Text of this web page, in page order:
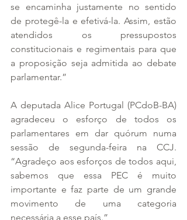
se encaminha justamente no sentido
de protegê-la e efetivá-la. Assim, estão
atendidos os pressupostos
constitucionais e regimentais para que
a proposição seja admitida ao debate
parlamentar.”
A deputada Alice Portugal (PCdoB-BA)
agradeceu o esforço de todos os
parlamentares em dar quórum numa
sessão de segunda-feira na CCJ.
“Agradeço aos esforços de todos aqui,
sabemos que essa PEC é muito
importante e faz parte de um grande
movimento de uma categoria
necessária a esse país.”